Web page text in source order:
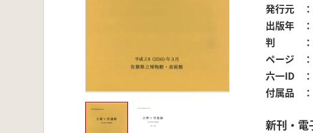
発行元
出版年
判
ページ
六一ID
付属品
新刊・電